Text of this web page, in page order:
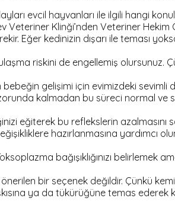
evcil hayvanları ile ilgili hangi
Veteriner Klinği’nden Veteriner Hekim
Eğer kedinizin dışarı ile teması
riskini de engellemiş olursunuz.
gelişimi için evimizdeki sevimli
kalmadan bu süreci normal ve
eğiterek bu reflekslerin azalmasını
hazırlanmasına yardımcı
bağışıklığınızı belirlemek
bir seçenek değildir. Çünkü
ya da tükürüğüne temas